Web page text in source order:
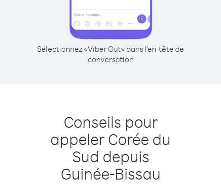
Sélectionnez «Viber Out» dans l'en-tête de
conversation
Conseils pour
appeler Corée du
Sud depuis
Guinée-Bissau